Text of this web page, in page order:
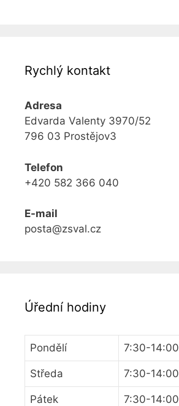
Rychlý kontakt
Adresa
Edvarda Valenty 3970/52
796 03 Prostějov3
Telefon
+420 582 366 040
E-mail
posta@zsval.cz
Úřední hodiny
Pondělí 7:30-14:00
Středa 7:30-14:00
Pátek 7:30-14:00